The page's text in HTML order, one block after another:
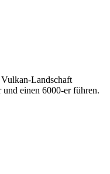
Landschaft
einen 6000-er führen.